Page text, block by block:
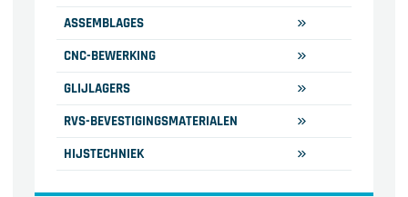
ASSEMBLAGES
CNC-BEWERKING
GLIJLAGERS
RVS-BEVESTIGINGSMATERIALEN
HIJSTECHNIEK